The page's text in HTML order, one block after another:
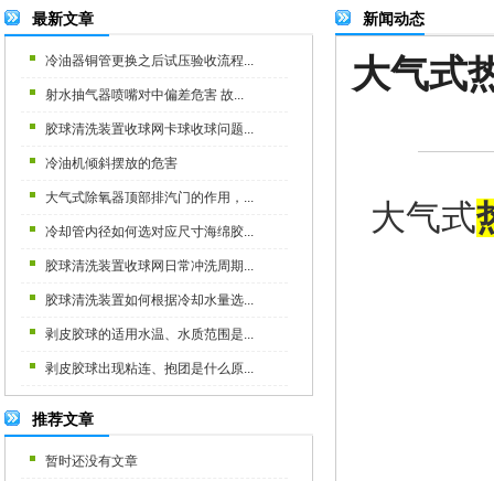
最新文章
冷油器铜管更换之后试压验收流程...
射水抽气器喷嘴对中偏差危害 故...
胶球清洗装置收球网卡球收球问题...
冷油机倾斜摆放的危害
大气式除氧器顶部排汽门的作用，...
冷却管内径如何选对应尺寸海绵胶...
胶球清洗装置收球网日常冲洗周期...
胶球清洗装置如何根据冷却水量选...
剥皮胶球的适用水温、水质范围是...
剥皮胶球出现粘连、抱团是什么原...
推荐文章
暂时还没有文章
新闻动态
大气式
大气式